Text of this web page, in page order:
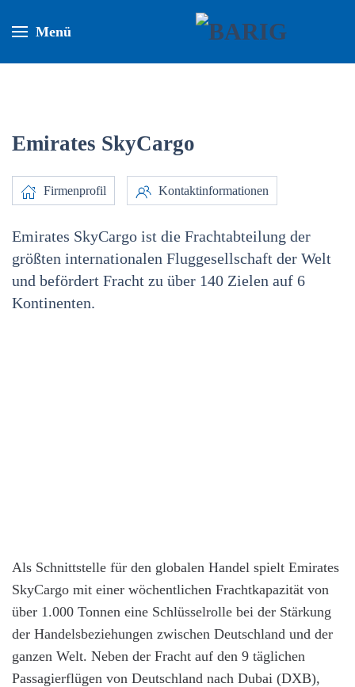
Menü
Emirates SkyCargo
Firmenprofil Kontaktinformationen
Emirates SkyCargo ist die Frachtabteilung der
größten internationalen Fluggesellschaft der Welt
und befördert Fracht zu über 140 Zielen auf 6
Kontinenten.
Als Schnittstelle für den globalen Handel spielt Emirates
SkyCargo mit einer wöchentlichen Frachtkapazität von
über 1.000 Tonnen eine Schlüsselrolle bei der Stärkung
der Handelsbeziehungen zwischen Deutschland und der
ganzen Welt. Neben der Fracht auf den 9 täglichen
Passagierflügen von Deutschland nach Dubai (DXB),